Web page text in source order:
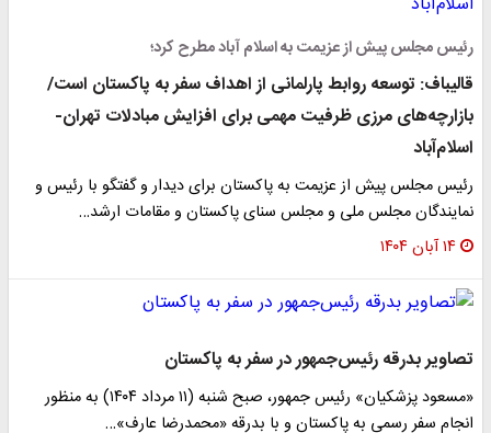
رئیس مجلس پیش از عزیمت به اسلام آباد مطرح کرد؛
قالیباف: توسعه روابط پارلمانی از اهداف سفر به پاکستان است/
بازارچه‌های مرزی ظرفیت مهمی برای افزایش مبادلات تهران-
اسلام‌آباد
رئیس مجلس پیش از عزیمت به پاکستان برای دیدار و گفتگو با رئیس و
نمایندگان مجلس ملی و مجلس سنای پاکستان و مقامات ارشد…
۱۴ آبان ۱۴۰۴
تصاویر بدرقه رئیس‌جمهور در سفر به پاکستان
«مسعود پزشکیان» رئیس جمهور، صبح شنبه (۱۱ مرداد ۱۴۰۴) به منظور
انجام سفر رسمی به پاکستان و با بدرقه «محمدرضا عارف»…